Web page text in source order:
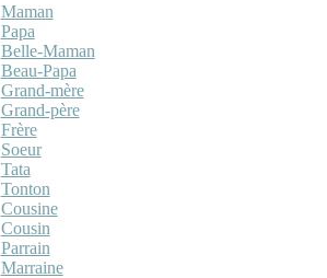
Maman
Papa
Belle-Maman
Beau-Papa
Grand-mère
Grand-père
Frère
Soeur
Tata
Tonton
Cousine
Cousin
Parrain
Marraine